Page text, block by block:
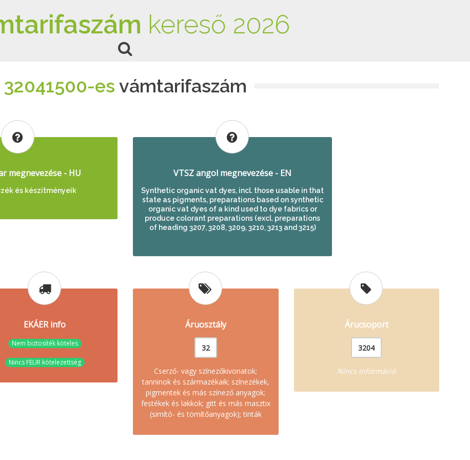
kereső 2026
32041500-es vámtarifaszám
megnevezése - HU
és készítményeik
VTSZ angol megnevezése - EN
Synthetic organic vat dyes, incl. those usable in that
state as pigments, preparations based on synthetic
organic vat dyes of a kind used to dye fabrics or
produce colorant preparations (excl. preparations
of heading 3207, 3208, 3209, 3210, 3213 and 3215)
EKÁER info
Nem biztosíték köteles
Nincs FELIR kötelezettség
Áruosztály
32
Cserző- vagy színezőkivonatok;
tanninok és származékaik; színezékek,
pigmentek és más színező anyagok;
festékek és lakkok; gitt és más masztix
(simító- és tömítőanyagok); tinták
Árucsoport
3204
Nincs információ